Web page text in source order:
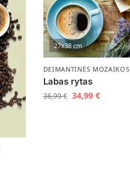
27x38 cm
DEIMANTINĖS MOZAIKOS
Labas rytas
36,99€ 34,99 €